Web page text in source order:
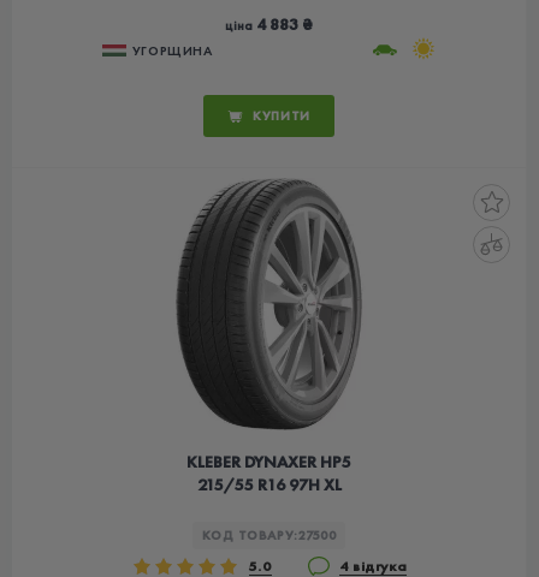
ціна 4 883 ₴
УГОРЩИНА
КУПИТИ
KLEBER DYNAXER HP5
215/55 R16 97H XL
КОД ТОВАРУ:27500
5.0 4 відгука